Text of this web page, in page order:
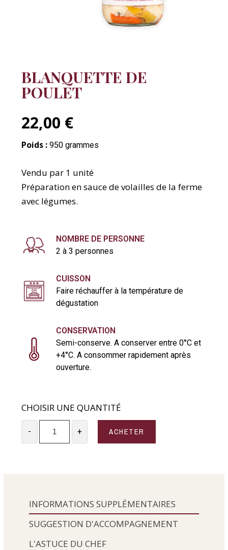
BLANQUETTE DE
POULET
22,00 €
Poids : 950 grammes
Vendu par 1 unité
Préparation en sauce de volailles de la ferme
avec légumes.
NOMBRE DE PERSONNE
2 à 3 personnes
CUISSON
Faire réchauffer à la température de
dégustation
CONSERVATION
Semi-conserve. A conserver entre 0°C et
+4°C. A consommer rapidement après
ouverture.
CHOISIR UNE QUANTITÉ
- + ACHETER
INFORMATIONS SUPPLÉMENTAIRES
SUGGESTION D'ACCOMPAGNEMENT
L'ASTUCE DU CHEF